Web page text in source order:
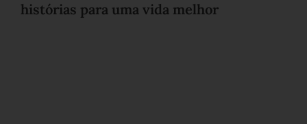
histórias para uma vida melhor